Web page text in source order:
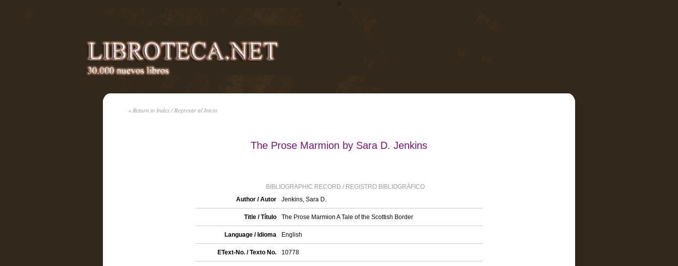
>
« Return to Index / Regresar al Inicio
The Prose Marmion by Sara D. Jenkins
BIBLIOGRAPHIC RECORD / REGISTRO BIBLIOGRÁFICO
Author / Autor
Jenkins, Sara D.
Title / Título The Prose Marmion A Tale of the Scottish Border
Language / Idioma English
EText-No. / Texto No. 10778